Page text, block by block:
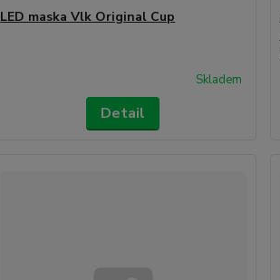
LED maska Vlk Original Cup
Skladem
Detail